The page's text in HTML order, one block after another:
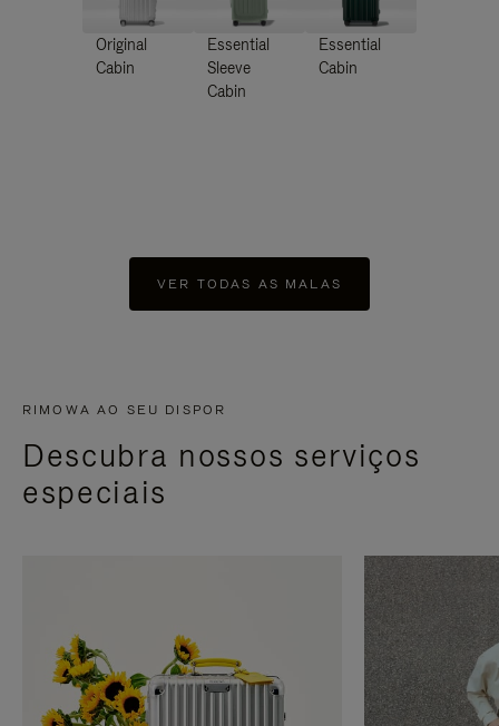
Original
Cabin
Essential
Sleeve
Cabin
Essential
Cabin
VER TODAS AS MALAS
RIMOWA AO SEU DISPOR
Descubra nossos serviços
especiais